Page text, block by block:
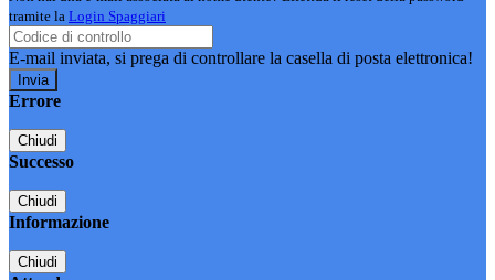
tramite la Login Spaggiari
E-mail inviata, si prega di controllare la casella di posta elettronica!
Errore
Chiudi
Successo
Chiudi
Informazione
Chiudi